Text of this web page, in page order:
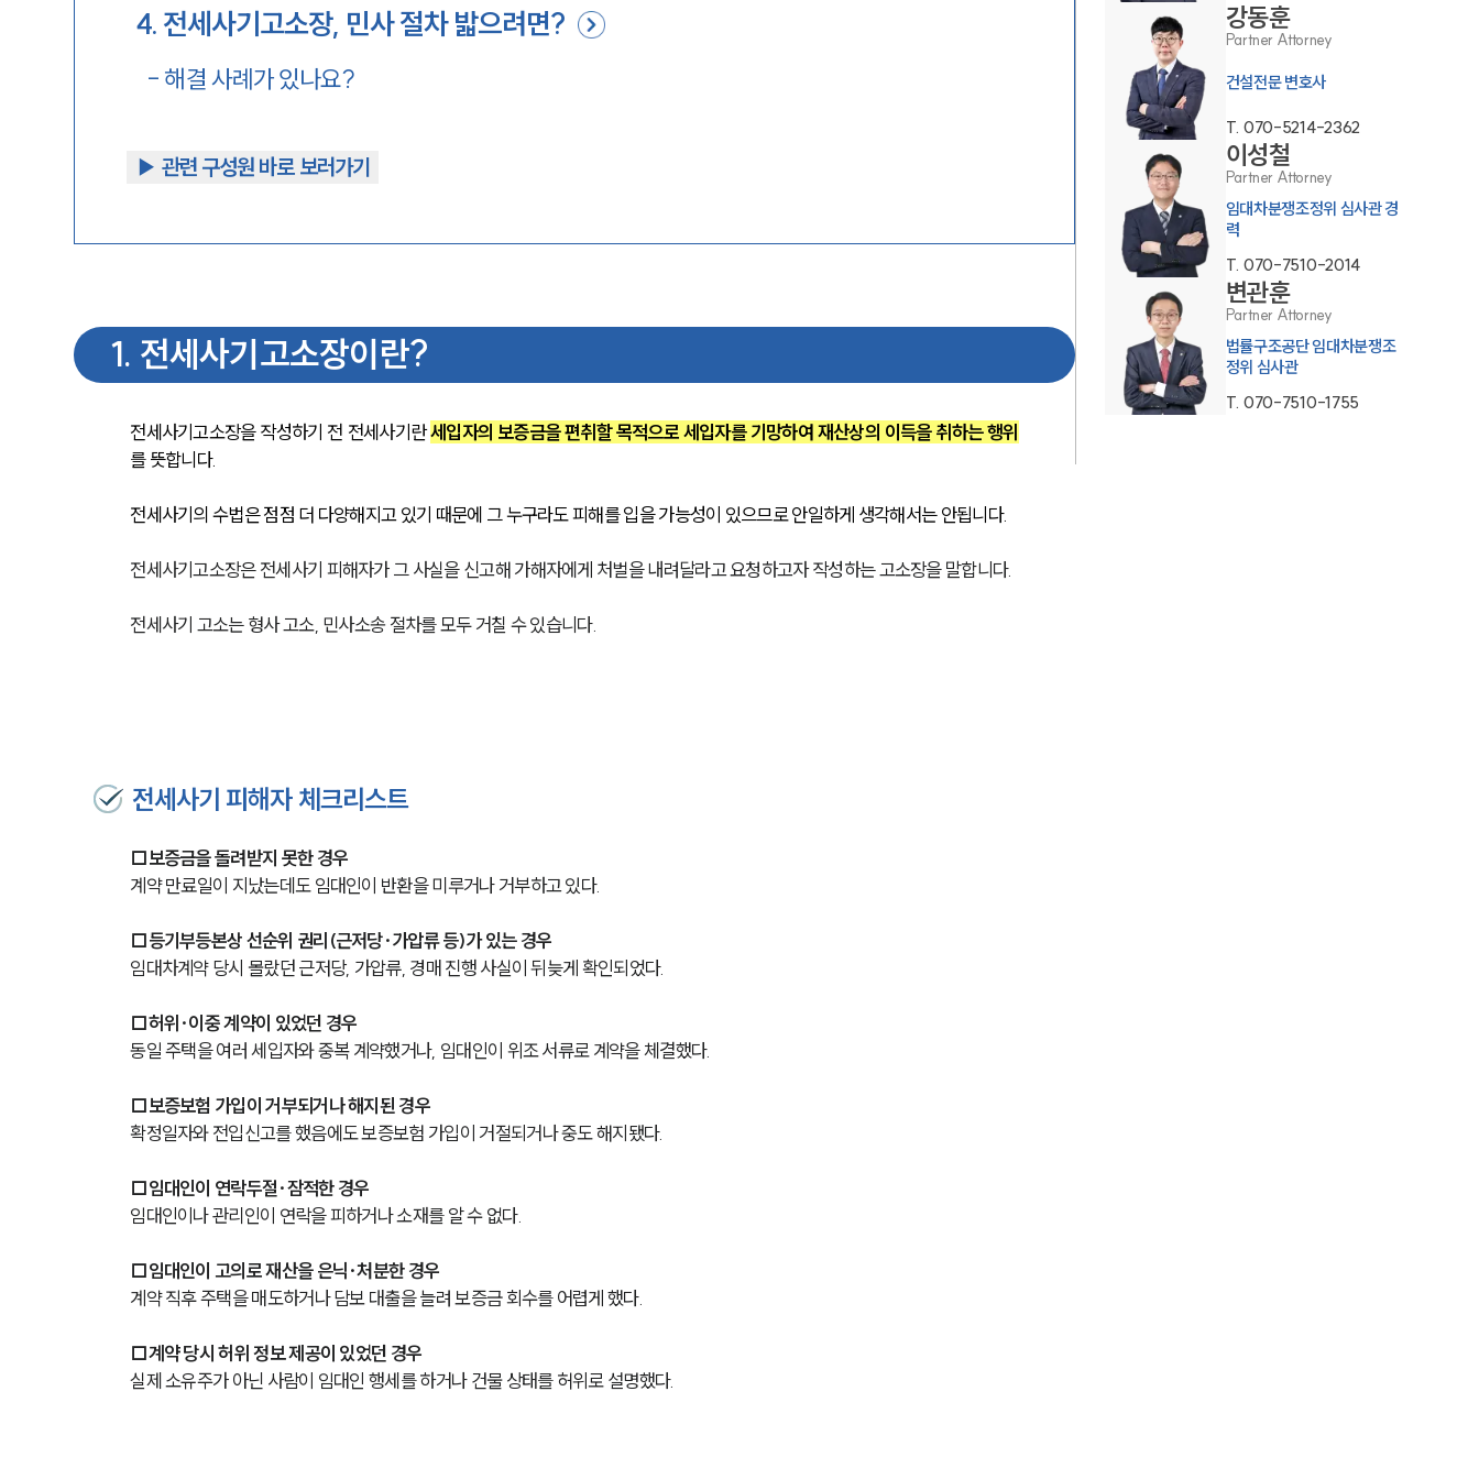
팀소개
팀소개
대륜의 강점
오시는 길
글로벌 파트너 로펌
4. 전세사기고소장, 민사 절차 밟으려면?
- 해결 사례가 있나요?
▶︎ 관련 구성원 바로 보러가기
1. 전세사기고소장이란?
전세사기고소장을 작성하기 전 전세사기란 세입자의 보증금을 편취할 목적으로 세입자를 기망하여 재산상의 이득을 취하는 행위
를 뜻합니다.
전세사기의 수법은 점점 더 다양해지고 있기 때문에 그 누구라도 피해를 입을 가능성이 있으므로 안일하게 생각해서는 안됩니다.
전세사기고소장은 전세사기 피해자가 그 사실을 신고해 가해자에게 처벌을 내려달라고 요청하고자 작성하는 고소장을 말합니다.
전세사기 고소는 형사 고소, 민사소송 절차를 모두 거칠 수 있습니다.
전세사기 피해자 체크리스트
□보증금을 돌려받지 못한 경우
계약 만료일이 지났는데도 임대인이 반환을 미루거나 거부하고 있다.
□등기부등본상 선순위 권리(근저당·가압류 등)가 있는 경우
임대차계약 당시 몰랐던 근저당, 가압류, 경매 진행 사실이 뒤늦게 확인되었다.
□허위·이중 계약이 있었던 경우
동일 주택을 여러 세입자와 중복 계약했거나, 임대인이 위조 서류로 계약을 체결했다.
□보증보험 가입이 거부되거나 해지된 경우
확정일자와 전입신고를 했음에도 보증보험 가입이 거절되거나 중도 해지됐다.
□임대인이 연락두절·잠적한 경우
임대인이나 관리인이 연락을 피하거나 소재를 알 수 없다.
□임대인이 고의로 재산을 은닉·처분한 경우
계약 직후 주택을 매도하거나 담보 대출을 늘려 보증금 회수를 어렵게 했다.
□계약 당시 허위 정보 제공이 있었던 경우
실제 소유주가 아닌 사람이 임대인 행세를 하거나 건물 상태를 허위로 설명했다.
강동훈
Partner Attorney
건설전문 변호사
T. 070-5214-2362
이성철
Partner Attorney
임대차분쟁조정위 심사관 경
력
T. 070-7510-2014
변관훈
Partner Attorney
법률구조공단 임대차분쟁조
정위 심사관
T. 070-7510-1755